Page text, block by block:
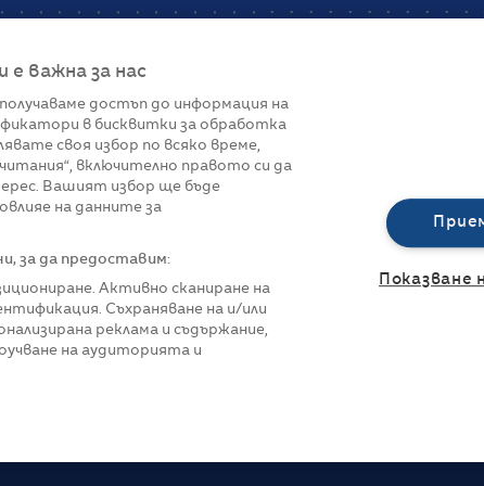
Реклама
За нас
Политика за
Управление на
важна за нас
достъп до информация на
в бисквитки за обработка
своя избор по всяко време,
включително правото си да
Вашият избор ще бъде
на данните за
за да предоставим:
Активно сканиране на
Съхраняване на и/или
реклама и съдържание,
на аудиторията и
Показване